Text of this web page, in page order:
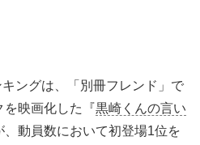
ングは、「別冊フレンド」で
を映画化した『黒崎くんの言い
、動員数において初登場1位を